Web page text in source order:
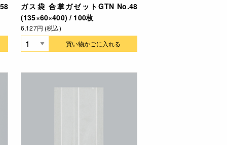
ガス袋 合掌ガゼットGTN No.48
(135×60×400) / 100枚
6,127円 (税込)
買い物かごに入れる